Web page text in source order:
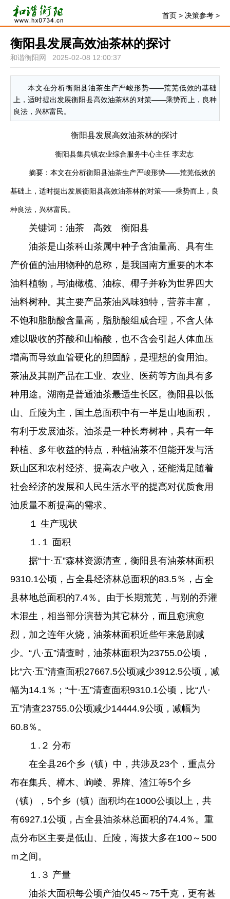
首页 > 决策参考 >
衡阳县发展高效油茶林的探讨
和谐衡阳网 2025-02-08 12:00:37
本文在分析衡阳县油茶生产严峻形势——荒芜低效的基础
上，适时提出发展衡阳县高效油茶林的对策——乘势而上，良种
良法，兴林富民。
衡阳县发展高效油茶林的探讨
衡阳县集兵镇农业综合服务中心主任 李宏志
摘要：本文在分析衡阳县油茶生产严峻形势——荒芜低效的
基础上，适时提出发展衡阳县高效油茶林的对策——乘势而上，良
种良法，兴林富民。
关键词：油茶 高效 衡阳县
油茶是山茶科山茶属中种子含油量高、具有生
产价值的油用物种的总称，是我国南方重要的木本
油料植物，与油橄榄、油棕、椰子并称为世界四大
油料树种。其主要产品茶油风味独特，营养丰富，
不饱和脂肪酸含量高，脂肪酸组成合理，不含人体
难以吸收的芥酸和山榆酸，也不含会引起人体血压
增高而导致血管硬化的胆固醇，是理想的食用油。
茶油及其副产品在工业、农业、医药等方面具有多
种用途。湖南是普通油茶最适生长区。衡阳县以低
山、丘陵为主，国土总面积中有一半是山地面积，
有利于发展油茶。油茶是一种长寿树种，具有一年
种植、多年收益的特点，种植油茶不但能开发与活
跃山区和农村经济、提高农户收入，还能满足随着
社会经济的发展和人民生活水平的提高对优质食用
油质量不断提高的需求。
１ 生产现状
１.１ 面积
据“十·五”森林资源清查，衡阳县有油茶林面积
9310.1公顷，占全县经济林总面积的83.5％，占全
县林地总面积的7.4％。由于长期荒芜，与别的乔灌
木混生，相当部分演替为其它林分，而且愈演愈
烈，加之连年火烧，油茶林面积近些年来急剧减
少。“八·五”清查时，油茶林面积为23755.0公顷，
比“六·五”清查面积27667.5公顷减少3912.5公顷，减
幅为14.1％；“十·五”清查面积9310.1公顷，比“八·
五”清查23755.0公顷减少14444.9公顷，减幅为
60.8％。
１.２ 分布
在全县26个乡（镇）中，共涉及23个，重点分
布在集兵、樟木、岣嵝、界牌、渣江等5个乡
（镇），5个乡（镇）面积均在1000公顷以上，共
有6927.1公顷，占全县油茶林总面积的74.4％。重
点分布区主要是低山、丘陵，海拔大多在100～500
ｍ之间。
１.３ 产量
油茶大面积每公顷产油仅45～75千克，更有甚